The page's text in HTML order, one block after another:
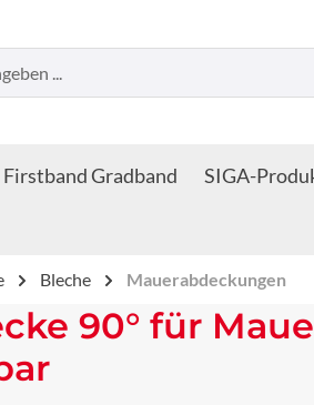
Firstband Gradband SIGA-
Bleche Mauerabdeckungen
90° für